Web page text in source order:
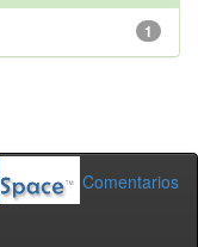
1
Comentarios